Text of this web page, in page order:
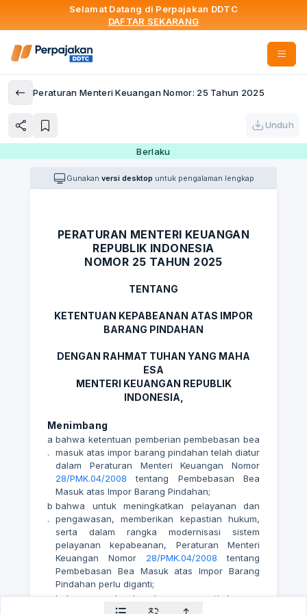
Selamat Datang di Perpajakan DDTC
DAFTAR SEKARANG
Peraturan Menteri Keuangan Nomor: 25 Tahun 2025
Unduh
Berlaku
Gunakan versi desktop untuk pengalaman lengkap
PERATURAN MENTERI KEUANGAN
REPUBLIK INDONESIA
NOMOR 25 TAHUN 2025
TENTANG
KETENTUAN KEPABEANAN ATAS IMPOR
BARANG PINDAHAN
DENGAN RAHMAT TUHAN YANG MAHA
ESA
MENTERI KEUANGAN REPUBLIK
INDONESIA,
Menimbang
a
.
bahwa ketentuan pemberian pembebasan bea
masuk atas impor barang pindahan telah diatur
dalam Peraturan Menteri Keuangan Nomor
28/PMK.04/2008 tentang Pembebasan Bea
Masuk atas Impor Barang Pindahan;
b
.
bahwa untuk meningkatkan pelayanan dan
pengawasan, memberikan kepastian hukum,
serta dalam rangka modernisasi sistem
pelayanan kepabeanan, Peraturan Menteri
Keuangan Nomor 28/PMK.04/2008 tentang
Pembebasan Bea Masuk atas Impor Barang
Pindahan perlu diganti;
c bahwa berdasarkan pertimbangan
sebagaimana dimaksud dalam huruf a dan